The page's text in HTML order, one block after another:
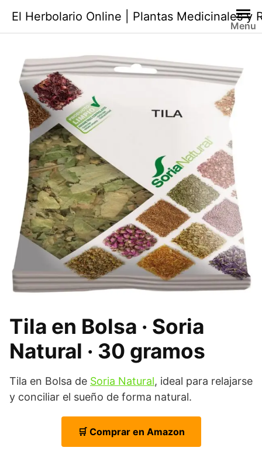
contenido
El Herbolario Online | Plantas Medicinales y
Menu
Tila en Bolsa · Soria
Natural · 30 gramos
Tila en Bolsa de Soria Natural, ideal para relajarse
y conciliar el sueño de forma natural.
🛒 Comprar en Amazon